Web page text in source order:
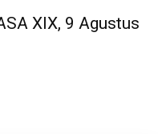
XIX, 9 Agustus